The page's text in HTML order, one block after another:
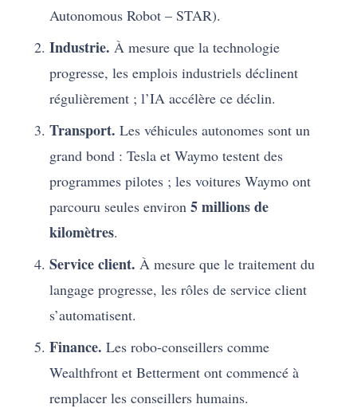
Autonomous Robot – STAR).
Industrie. À mesure que la technologie
progresse, les emplois industriels déclinent
régulièrement ; l’IA accélère ce déclin.
Transport. Les véhicules autonomes sont un
grand bond : Tesla et Waymo testent des
programmes pilotes ; les voitures Waymo ont
parcouru seules environ5 millions de
kilomètres.
Service client. À mesure que le traitement du
langage progresse, les rôles de service client
s’automatisent.
Finance. Les robo-conseillers comme
Wealthfront et Betterment ont commencé à
remplacer les conseillers humains.